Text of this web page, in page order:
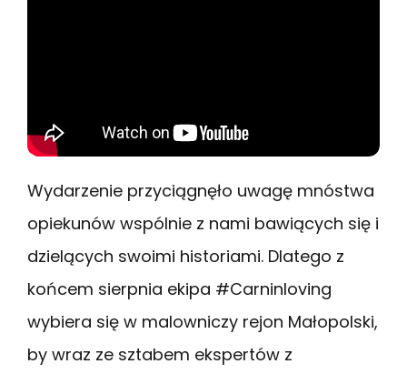
Wydarzenie przyciągnęło uwagę mnóstwa
opiekunów wspólnie z nami bawiących się i
dzielących swoimi historiami. Dlatego z
końcem sierpnia ekipa #Carninloving
wybiera się w malowniczy rejon Małopolski,
by wraz ze sztabem ekspertów z